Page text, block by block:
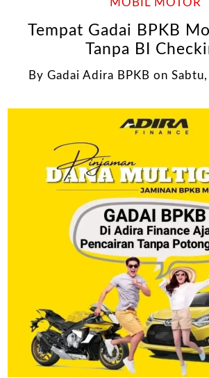
MOBIL MOTOR
Tempat Gadai BPKB
Tanpa BI
By Gadai Adira BPKB on